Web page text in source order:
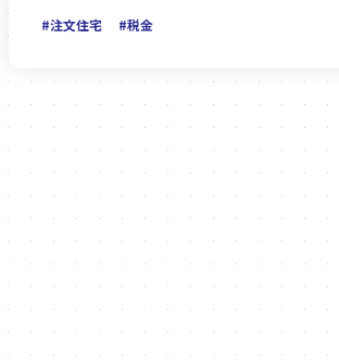
#注文住宅
#税金